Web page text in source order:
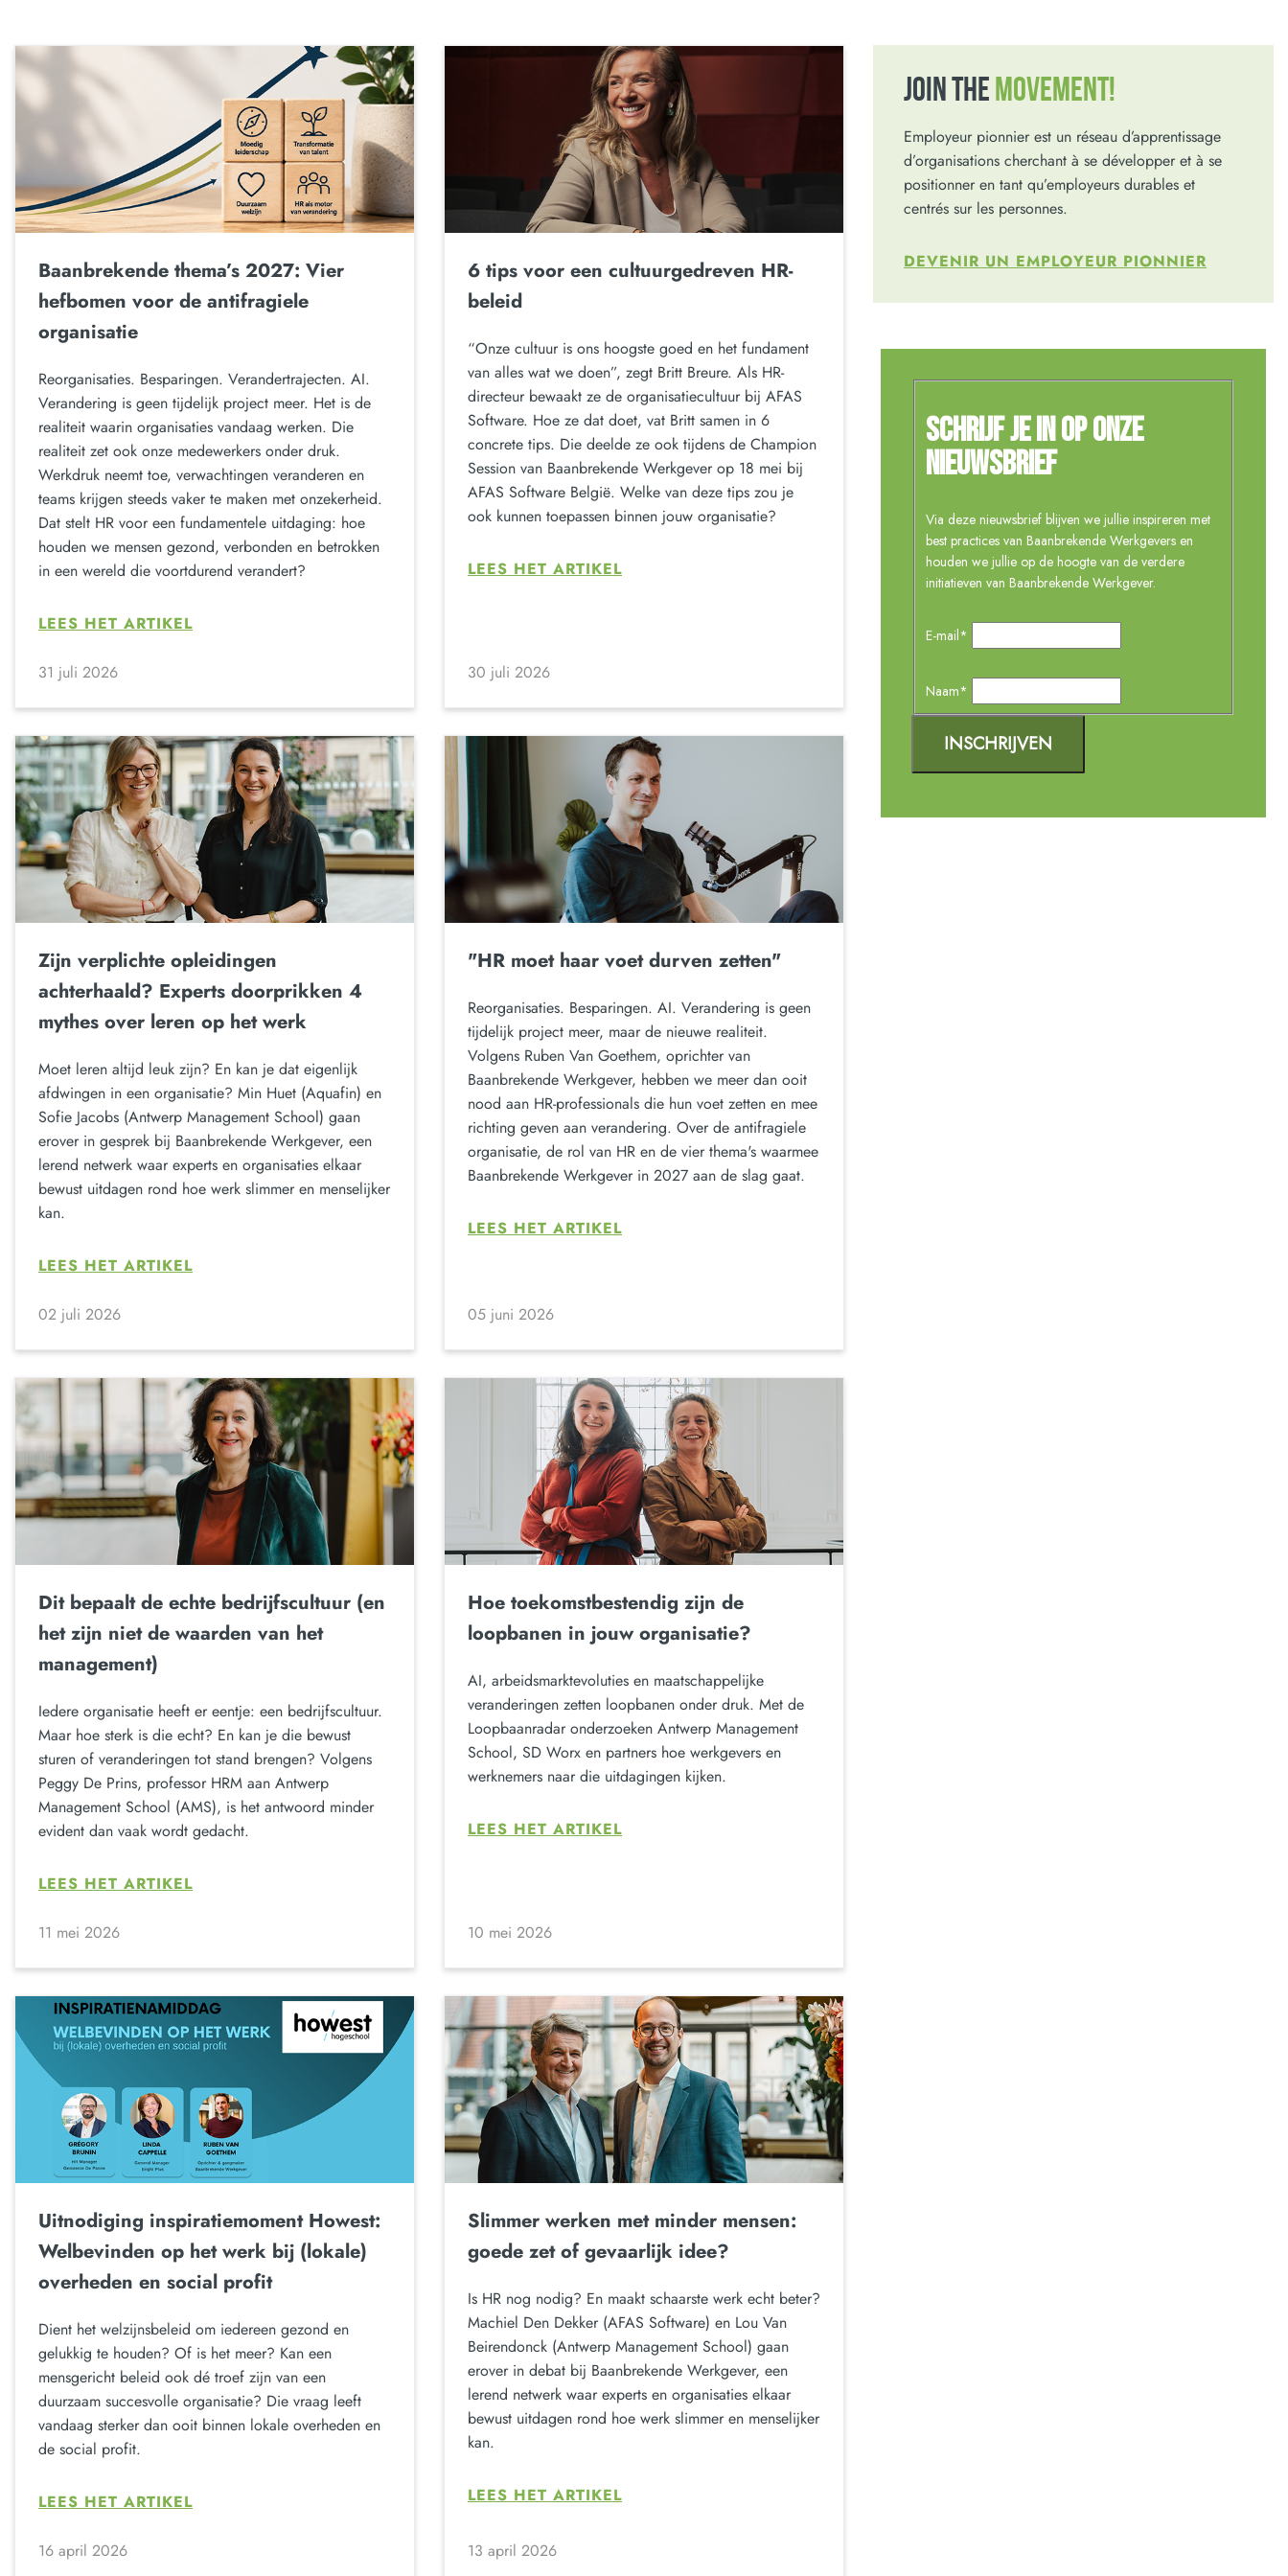
Baanbrekende thema’s 2027: Vier
hefbomen voor de antifragiele
organisatie
Reorganisaties. Besparingen. Verandertrajecten. AI.
Verandering is geen tijdelijk project meer. Het is de
realiteit waarin organisaties vandaag werken. Die
realiteit zet ook onze medewerkers onder druk.
Werkdruk neemt toe, verwachtingen veranderen en
teams krijgen steeds vaker te maken met onzekerheid.
Dat stelt HR voor een fundamentele uitdaging: hoe
houden we mensen gezond, verbonden en betrokken
in een wereld die voortdurend verandert?
LEES HET ARTIKEL
31 juli 2026
6 tips voor een cultuurgedreven HR-
beleid
“Onze cultuur is ons hoogste goed en het fundament
van alles wat we doen”, zegt Britt Breure. Als HR-
directeur bewaakt ze de organisatiecultuur bij AFAS
Software. Hoe ze dat doet, vat Britt samen in 6
concrete tips. Die deelde ze ook tijdens de Champion
Session van Baanbrekende Werkgever op 18 mei bij
AFAS Software België. Welke van deze tips zou je
ook kunnen toepassen binnen jouw organisatie?
LEES HET ARTIKEL
30 juli 2026
Zijn verplichte opleidingen
achterhaald? Experts doorprikken 4
mythes over leren op het werk
Moet leren altijd leuk zijn? En kan je dat eigenlijk
afdwingen in een organisatie? Min Huet (Aquafin) en
Sofie Jacobs (Antwerp Management School) gaan
erover in gesprek bij Baanbrekende Werkgever, een
lerend netwerk waar experts en organisaties elkaar
bewust uitdagen rond hoe werk slimmer en menselijker
kan.
LEES HET ARTIKEL
02 juli 2026
"HR moet haar voet durven zetten"
Reorganisaties. Besparingen. AI. Verandering is geen
tijdelijk project meer, maar de nieuwe realiteit.
Volgens Ruben Van Goethem, oprichter van
Baanbrekende Werkgever, hebben we meer dan ooit
nood aan HR-professionals die hun voet zetten en mee
richting geven aan verandering. Over de antifragiele
organisatie, de rol van HR en de vier thema's waarmee
Baanbrekende Werkgever in 2027 aan de slag gaat.
LEES HET ARTIKEL
05 juni 2026
Dit bepaalt de echte bedrijfscultuur (en
het zijn niet de waarden van het
management)
Iedere organisatie heeft er eentje: een bedrijfscultuur.
Maar hoe sterk is die echt? En kan je die bewust
sturen of veranderingen tot stand brengen? Volgens
Peggy De Prins, professor HRM aan Antwerp
Management School (AMS), is het antwoord minder
evident dan vaak wordt gedacht.
LEES HET ARTIKEL
11 mei 2026
Hoe toekomstbestendig zijn de
loopbanen in jouw organisatie?
AI, arbeidsmarktevoluties en maatschappelijke
veranderingen zetten loopbanen onder druk. Met de
Loopbaanradar onderzoeken Antwerp Management
School, SD Worx en partners hoe werkgevers en
werknemers naar die uitdagingen kijken.
LEES HET ARTIKEL
10 mei 2026
Uitnodiging inspiratiemoment Howest:
Welbevinden op het werk bij (lokale)
overheden en social profit
Dient het welzijnsbeleid om iedereen gezond en
gelukkig te houden? Of is het meer? Kan een
mensgericht beleid ook dé troef zijn van een
duurzaam succesvolle organisatie? Die vraag leeft
vandaag sterker dan ooit binnen lokale overheden en
de social profit.
LEES HET ARTIKEL
16 april 2026
Slimmer werken met minder mensen:
goede zet of gevaarlijk idee?
Is HR nog nodig? En maakt schaarste werk echt beter?
Machiel Den Dekker (AFAS Software) en Lou Van
Beirendonck (Antwerp Management School) gaan
erover in debat bij Baanbrekende Werkgever, een
lerend netwerk waar experts en organisaties elkaar
bewust uitdagen rond hoe werk slimmer en menselijker
kan.
LEES HET ARTIKEL
13 april 2026
JOIN THE MOVEMENT!
Employeur pionnier est un réseau d’apprentissage
d’organisations cherchant à se développer et à se
positionner en tant qu’employeurs durables et
centrés sur les personnes.
DEVENIR UN EMPLOYEUR PIONNIER